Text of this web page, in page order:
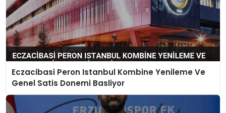
Eczacibasi Peron Istanbul Kombine Yenileme Ve
Genel Satis Donemi Basliyor